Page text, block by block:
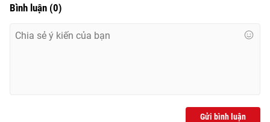
Phó Tổng Biên tập:
Tổng đài VTV:024.38 355 931 - 024.38 355 932
Bình luận (0)
Gửi bình luận